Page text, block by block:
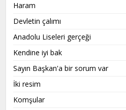
Haram
Devletin çalımı
Anadolu Liseleri gerçeği
Kendine iyi bak
Sayın Başkan'a bir sorum var
İki resim
Komşular